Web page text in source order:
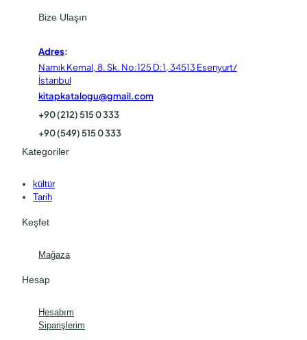
Bize Ulaşın
Adres:
Namık Kemal, 8. Sk. No:125 D:1, 34513 Esenyurt/
İstanbul
kitapkatalogu@gmail.com
+90 (212) 515 0 333
+90 (549) 515 0 333
Kategoriler
kültür
Tarih
Keşfet
Mağaza
Hesap
Hesabım
Siparişlerim